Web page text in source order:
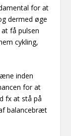
for at
dermed øge
få pulsen
cykling,
inden
for at
fx at stå på
balancebræt